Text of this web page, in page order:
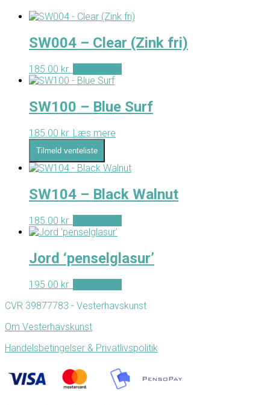
SW004 – Clear (Zink fri)
185.00 kr.
SW100 – Blue Surf
185.00 kr. Læs mere
Tilmeld venteliste
SW104 – Black Walnut
185.00 kr.
Jord ‘penselglasur’
195.00 kr.
CVR 39877783 - Vesterhavskunst
Om Vesterhavskunst
Handelsbetingelser & Privatlivspolitik